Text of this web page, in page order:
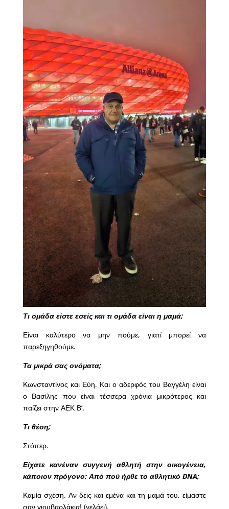
Τι ομάδα είστε εσείς και τι ομάδα είναι η μαμά;
Είναι καλύτερο να μην πούμε, γιατί μπορεί να
παρεξηγηθούμε.
Τα μικρά σας ονόματα;
Κωνσταντίνος και Εύη. Και ο αδερφός του Βαγγέλη είναι
ο Βασίλης που είναι τέσσερα χρόνια μικρότερος και
παίζει στην ΑΕΚ Β’.
Τι θέση;
Στόπερ.
Είχατε κανέναν συγγενή αθλητή στην οικογένεια,
κάποιον πρόγονο; Από πού ήρθε το αθλητικό DNA;
Καμία σχέση. Αν δεις και εμένα και τη μαμά του, είμαστε
σαν γιουβαρλάκια! (γελάει).